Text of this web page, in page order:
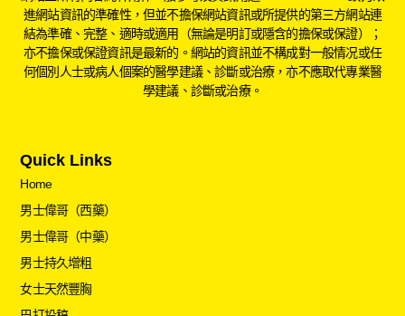
進網站資訊的準確性，但並不擔保網站資訊或所提供的第三方網站連
結為準確、完整、適時或適用（無論是明訂或隱含的擔保或保證）；
亦不擔保或保證資訊是最新的。網站的資訊並不構成對一般情况或任
何個別人士或病人個案的醫學建議、診斷或治療，亦不應取代專業醫
學建議、診斷或治療。
Quick Links
Home
男士偉哥（西藥）
男士偉哥（中藥）
男士持久增粗
女士天然豐胸